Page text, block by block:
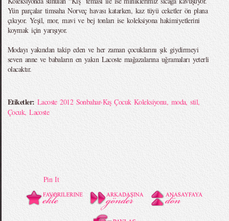
Yün parçalar timsaha Norveç havası katarken, kaz tüyü ceketler ön plana
çıkıyor. Yeşil, mor, mavi ve bej tonları ise koleksiyona hakimiyetlerini
koymak için yarışıyor.
Modayı yakından takip eden ve her zaman çocuklarını şık giydirmeyi
seven anne ve babaların en yakın Lacoste mağazalarına uğramaları yeterli
olacaktır.
Etiketler: Lacoste 2012 Sonbahar-Kış Çocuk Koleksiyonu, moda,stil,
Çocuk,Lacoste
Pin It